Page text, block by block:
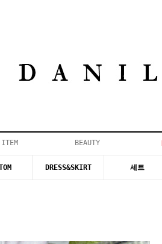
BEAUTY
DRESS&SKIRT 세트